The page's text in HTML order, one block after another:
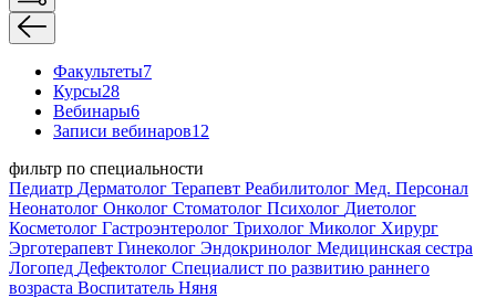
Факультеты7
Курсы28
Вебинары6
Записи вебинаров12
фильтр по специальности
Педиатр Дерматолог Терапевт Реабилитолог Мед. Персонал
Неонатолог Онколог Стоматолог Психолог Диетолог
Косметолог Гастроэнтеролог Трихолог Миколог Хирург
Эрготерапевт Гинеколог Эндокринолог Медицинская сестра
Логопед Дефектолог Специалист по развитию раннего
возраста Воспитатель Няня